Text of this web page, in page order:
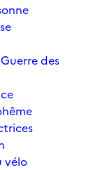
des
vélo